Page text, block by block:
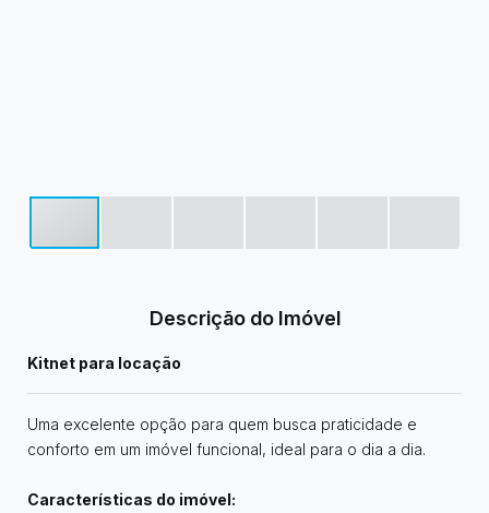
Descrição do Imóvel
Kitnet para locação
Uma excelente opção para quem busca praticidade e
conforto em um imóvel funcional, ideal para o dia a dia.
Características do imóvel: